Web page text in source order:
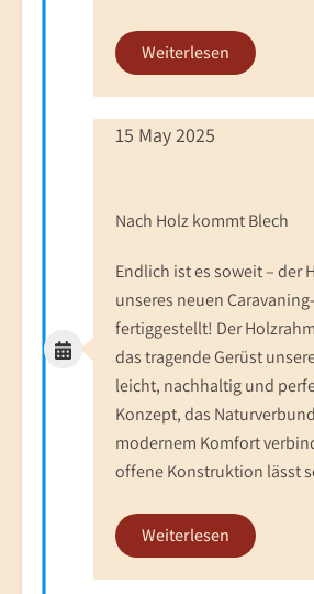
Weiterlesen
15 May 2025
Nach Holz kommt Blech
Endlich ist es soweit – der
unseres neuen
fertiggestellt! Der
das tragende Gerüst
leicht, nachhaltig und
Konzept, das
modernem Komfort
offene Konstruktion lässt
Weiterlesen